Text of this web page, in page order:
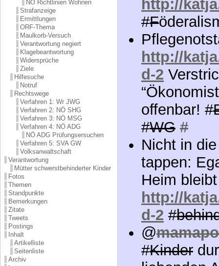
NÖ Richtlinien Wohnen
Strafanzeige
Ermittlungen
ORF-Thema
Maulkorb-Versuch
Verantwortung negiert
Klagebeantwortung
Widersprüche
Ziele
Hilfesuche
Notruf
Rechtswege
Verfahren 1: Wr JWG
Verfahren 2: NÖ SHG
Verfahren 3: NÖ MSG
Verfahren 4: NÖ ADG
NÖ ADG Prüfungsersuchen
Verfahren 5: SVA GW
Volksanwaltschaft
Verantwortung
Mütter schwerstbehinderter Kinder
Fotos
Themen
Standpunkte
Bemerkungen
Zitate
Tweets
Postings
Inhalt
Artikelliste
Seitenliste
Archiv
http://
#F
http://
d-2
offenbar! #
#WG #
Nicht in
tappen:
Heim
http://
d-2 #
@
#Kinder